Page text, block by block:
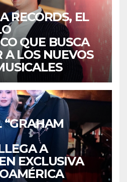
RECORDS, EL
QUE BUSCA
A LOS NUEVOS
“GRAHAM
A
EXCLUSIVA